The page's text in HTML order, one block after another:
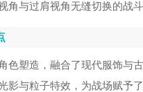
角与过肩视角无缝切换的战
色塑造，融合了现代服饰与
影与粒子特效，为战场赋予